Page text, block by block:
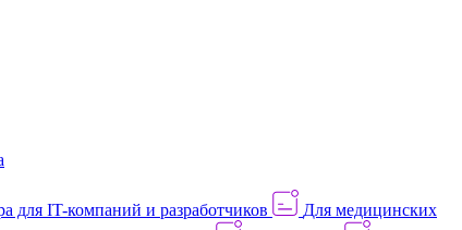
для IT-компаний и разработчиков
Для медицинских